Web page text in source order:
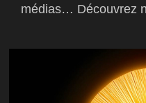
médias… Découvrez